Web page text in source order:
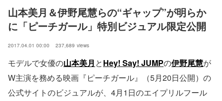
山本美月＆伊野尾慧らの“ギャップ”が明らか
に「ピーチガール」特別ビジュアル限定公開
2017.04.01 00:00 237,689 views
モデルで女優の山本美月とHey! Say! JUMPの伊野尾慧が
W主演を務める映画『ピーチガール』（5月20日公開）の
公式サイトのビジュアルが、4月1日のエイプリルフール